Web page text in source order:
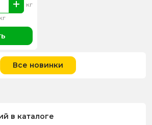
кг
Все новинки
в каталоге